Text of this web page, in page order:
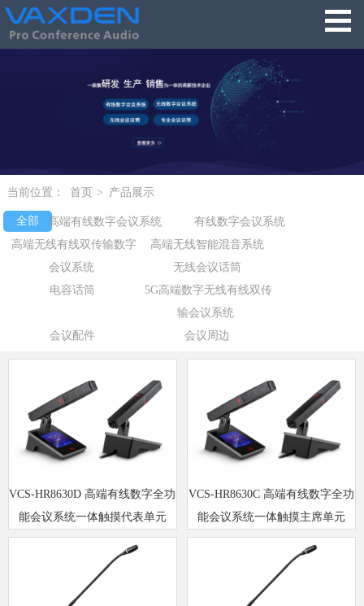
当前位置： 首页 > 产品展示
全部 高端有线数字会议系统
有线数字会议系统
高端无线有线双传输数字
会议系统
高端无线智能混音系统
无线会议话筒
电容话筒
5G高端数字无线有线双传
输会议系统
会议配件
会议周边
VCS-HR8630D 高端有线数字全功
能会议系统一体触摸代表单元
VCS-HR8630C 高端有线数字全功
能会议系统一体触摸主席单元